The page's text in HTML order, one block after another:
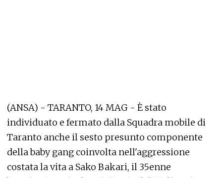
(ANSA) - TARANTO, 14 MAG - È stato
individuato e fermato dalla Squadra mobile di
Taranto anche il sesto presunto componente
della baby gang coinvolta nell'aggressione
costata la vita a Sako Bakari, il 35enne